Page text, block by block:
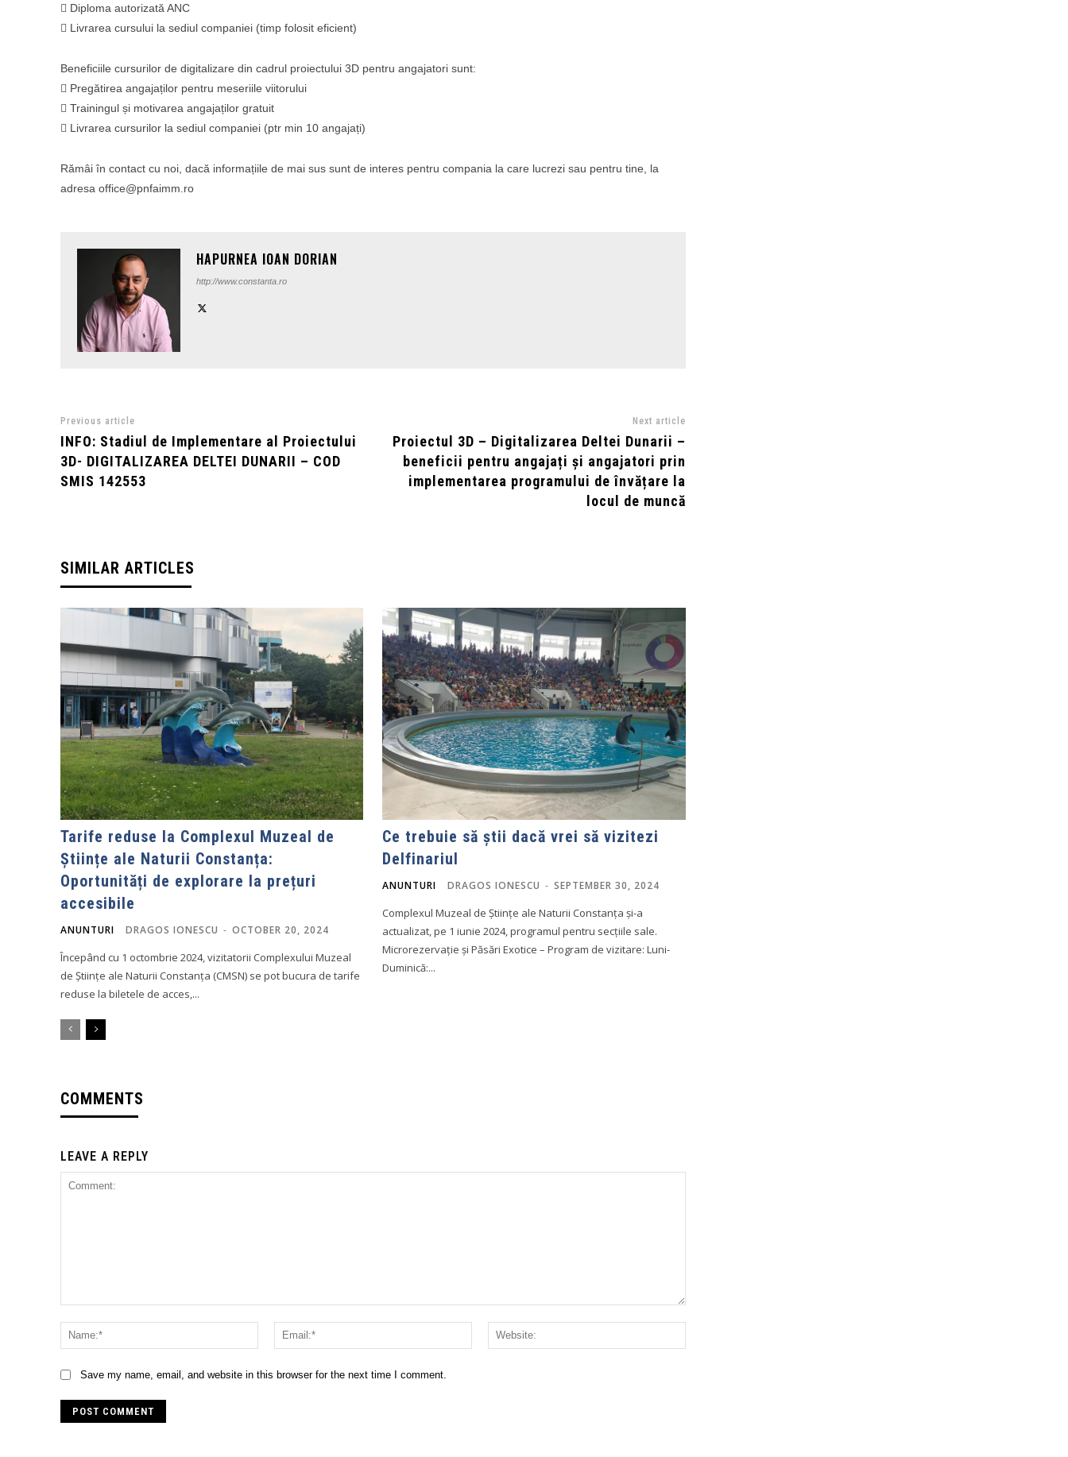
 Diploma autorizată ANC
 Livrarea cursului la sediul companiei (timp folosit eficient)
Beneficiile cursurilor de digitalizare din cadrul proiectului 3D pentru angajatori sunt:
 Pregătirea angajaților pentru meseriile viitorului
 Trainingul și motivarea angajaților gratuit
 Livrarea cursurilor la sediul companiei (ptr min 10 angajați)
Rămâi în contact cu noi, dacă informațiile de mai sus sunt de interes pentru compania la care lucrezi sau pentru tine, la
adresa office@pnfaimm.ro
HAPURNEA IOAN DORIAN
http://www.constanta.ro
Previous article
INFO: Stadiul de Implementare al Proiectului
3D- DIGITALIZAREA DELTEI DUNARII – COD
SMIS 142553
Next article
Proiectul 3D – Digitalizarea Deltei Dunarii –
beneficii pentru angajați și angajatori prin
implementarea programului de învățare la
locul de muncă
SIMILAR ARTICLES
Tarife reduse la Complexul Muzeal de
Științe ale Naturii Constanța:
Oportunități de explorare la prețuri
accesibile
ANUNTURI DRAGOS IONESCU - OCTOBER 20, 2024
Începând cu 1 octombrie 2024, vizitatorii Complexului Muzeal
de Științe ale Naturii Constanța (CMSN) se pot bucura de tarife
reduse la biletele de acces,...
Ce trebuie să știi dacă vrei să vizitezi
Delfinariul
ANUNTURI DRAGOS IONESCU - SEPTEMBER 30, 2024
Complexul Muzeal de Științe ale Naturii Constanța și-a
actualizat, pe 1 iunie 2024, programul pentru secțiile sale.
Microrezervație și Păsări Exotice – Program de vizitare: Luni-
Duminică:...
COMMENTS
LEAVE A REPLY
Name:*
Email:*
Save my name, email, and website in this browser for the next time I comment.